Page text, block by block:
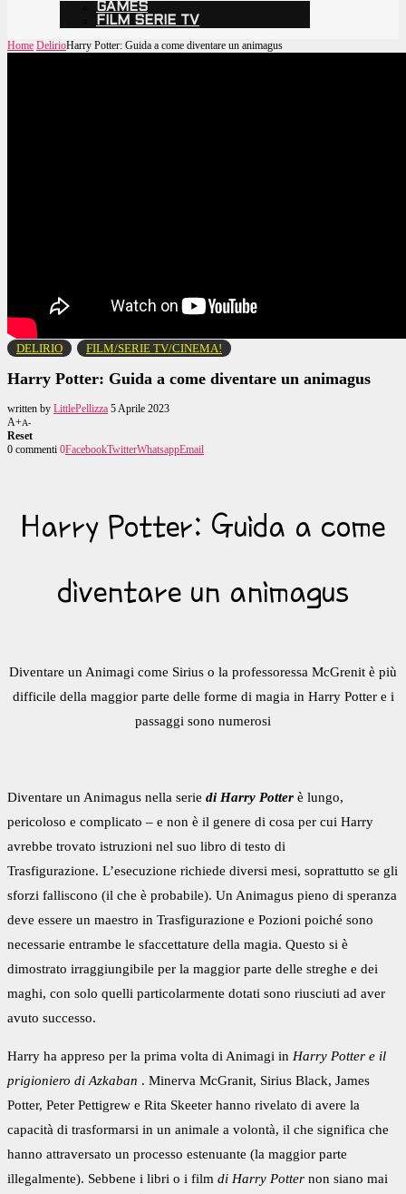
GAMES
FILM SERIE TV
Home DelirioHarry Potter: Guida a come diventare un animagus
DELIRIO FILM/SERIE TV/CINEMA!
Harry Potter: Guida a come diventare un animagus
written by LittlePellizza 5 Aprile 2023
A+A-
Reset
0 commenti 0FacebookTwitterWhatsappEmail
Harry Potter: Guida a come
diventare un animagus
Diventare un Animagi come Sirius o la professoressa McGrenit è più
difficile della maggior parte delle forme di magia in Harry Potter e i
passaggi sono numerosi
Diventare un Animagus nella serie di Harry Potter è lungo,
pericoloso e complicato – e non è il genere di cosa per cui Harry
avrebbe trovato istruzioni nel suo libro di testo di
Trasfigurazione. L’esecuzione richiede diversi mesi, soprattutto se gli
sforzi falliscono (il che è probabile). Un Animagus pieno di speranza
deve essere un maestro in Trasfigurazione e Pozioni poiché sono
necessarie entrambe le sfaccettature della magia. Questo si è
dimostrato irraggiungibile per la maggior parte delle streghe e dei
maghi, con solo quelli particolarmente dotati sono riusciuti ad aver
avuto successo.
Harry ha appreso per la prima volta di Animagi in Harry Potter e il
prigioniero di Azkaban . Minerva McGranit, Sirius Black, James
Potter, Peter Pettigrew e Rita Skeeter hanno rivelato di avere la
capacità di trasformarsi in un animale a volontà, il che significa che
hanno attraversato un processo estenuante (la maggior parte
illegalmente). Sebbene i libri o i film di Harry Potter non siano mai